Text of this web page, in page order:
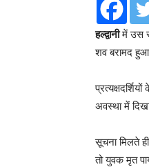
हल्द्वानीमें उस
शव बरामद
अवस्था में
सूचना मिलते
तो युवक मृत